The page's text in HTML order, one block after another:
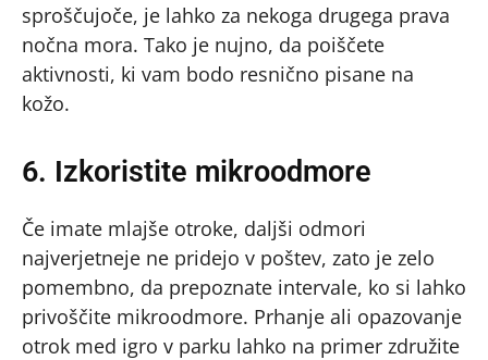
sproščujoče, je lahko za nekoga drugega prava
nočna mora. Tako je nujno, da poiščete
aktivnosti, ki vam bodo resnično pisane na
kožo.
6. Izkoristite mikroodmore
Če imate mlajše otroke, daljši odmori
najverjetneje ne pridejo v poštev, zato je zelo
pomembno, da prepoznate intervale, ko si lahko
privoščite mikroodmore. Prhanje ali opazovanje
otrok med igro v parku lahko na primer združite